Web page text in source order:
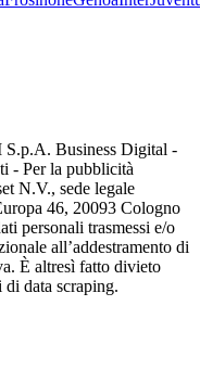
S.p.A. Business Digital -
- Per la pubblicità
N.V., sede legale
46, 20093 Cologno
personali trasmessi e/o
all’addestramento di
È altresì fatto divieto
di data scraping.